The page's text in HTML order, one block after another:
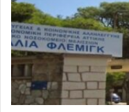
Αντιθέτως, παρότι
προτεραιότητα,
βάλει προτεραιότητες
γίνει μια πιο
περπατιέται εύκολα,
πεζούς, για τους